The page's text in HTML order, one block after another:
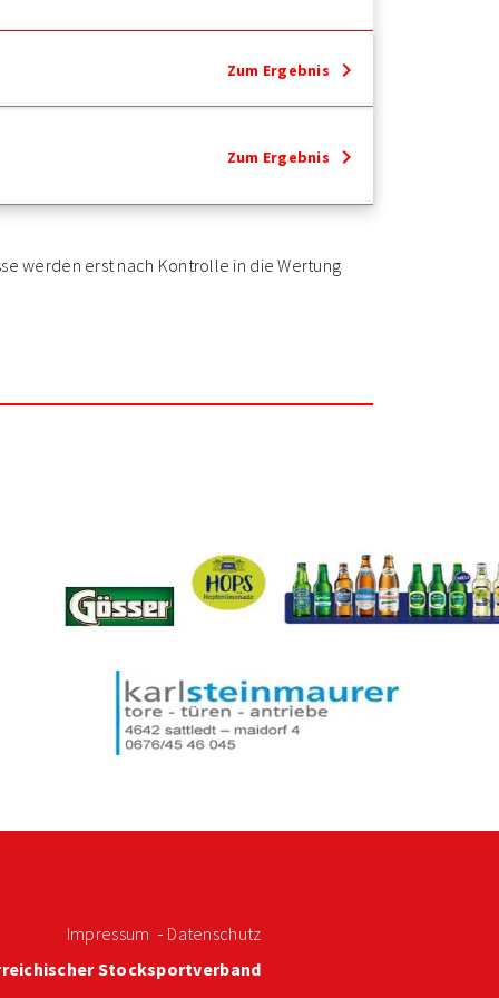
Zum Ergebnis chevron_right
Zum Ergebnis chevron_right
werden erst nach Kontrolle in die Wertung
Impressum Datenschutz
Stocksportverband